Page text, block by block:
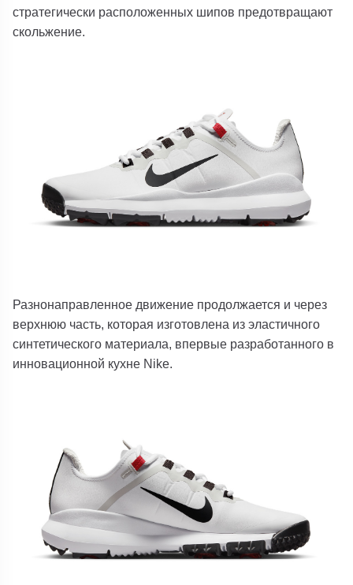
стратегически расположенных шипов предотвращают
скольжение.
Разнонаправленное движение продолжается и через
верхнюю часть, которая изготовлена ​​из эластичного
синтетического материала, впервые разработанного в
инновационной кухне Nike.